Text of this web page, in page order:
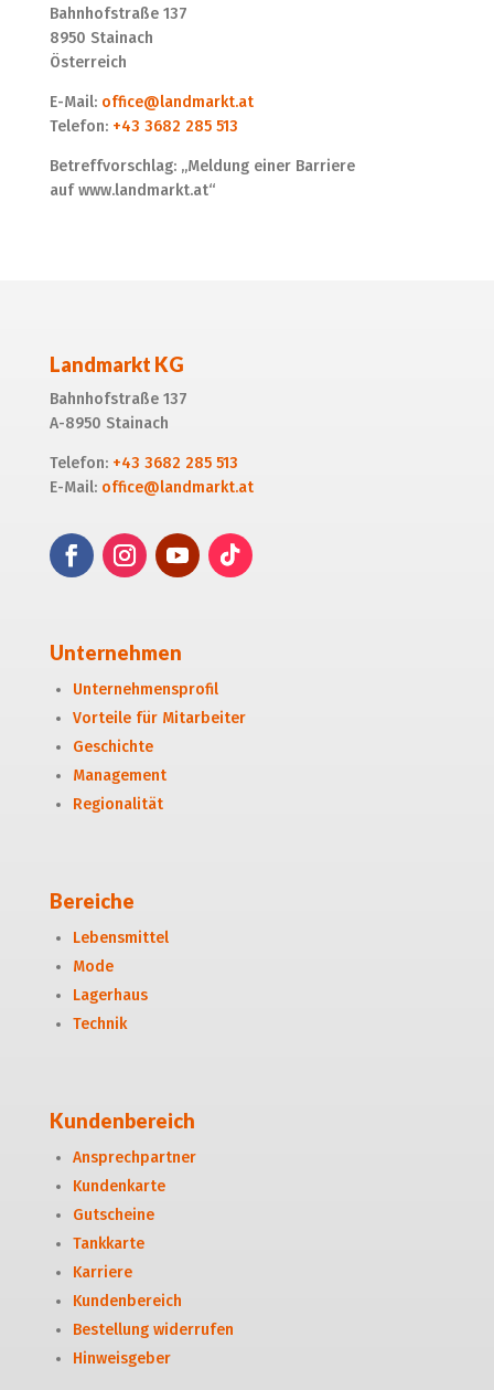
Bahnhofstraße 137
8950 Stainach
Österreich
E-Mail: office@landmarkt.at
Telefon: +43 3682 285 513
Betreffvorschlag: „Meldung einer Barriere
auf www.landmarkt.at“
Landmarkt KG
Bahnhofstraße 137
A-8950 Stainach
Telefon: +43 3682 285 513
E-Mail: office@landmarkt.at
Unternehmen
Unternehmensprofil
Vorteile für Mitarbeiter
Geschichte
Management
Regionalität
Bereiche
Lebensmittel
Mode
Lagerhaus
Technik
Kundenbereich
Ansprechpartner
Kundenkarte
Gutscheine
Tankkarte
Karriere
Kundenbereich
Bestellung widerrufen
Hinweisgeber